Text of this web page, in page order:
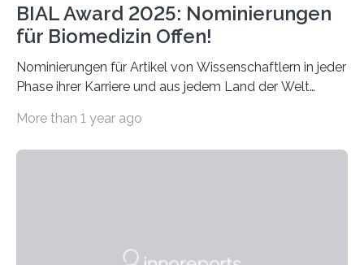
BIAL Award 2025: Nominierungen
für Biomedizin Offen!
Nominierungen für Artikel von Wissenschaftlern in jeder
Phase ihrer Karriere und aus jedem Land der Welt
Leben gerufen, um die bemerkenswertesten
More than 1 year ago